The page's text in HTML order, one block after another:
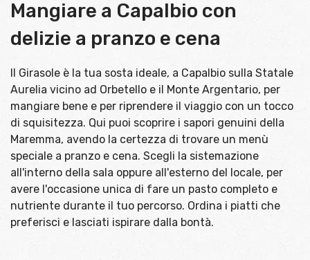
Mangiare a Capalbio con
delizie a pranzo e cena
Il Girasole è la tua sosta ideale, a Capalbio sulla Statale
Aurelia vicino ad Orbetello e il Monte Argentario, per
mangiare bene e per riprendere il viaggio con un tocco
di squisitezza. Qui puoi scoprire i sapori genuini della
Maremma, avendo la certezza di trovare un menù
speciale a pranzo e cena. Scegli la sistemazione
all'interno della sala oppure all'esterno del locale, per
avere l'occasione unica di fare un pasto completo e
nutriente durante il tuo percorso. Ordina i piatti che
preferisci e lasciati ispirare dalla bontà.